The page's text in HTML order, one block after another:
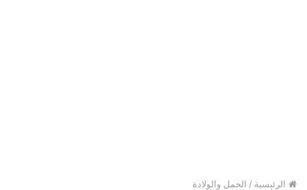
الرئيسية / الحمل والولادة